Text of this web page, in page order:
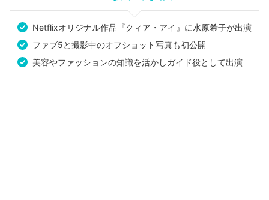
Netflixオリジナル作品『クィア・アイ』に水原希子が出演
ファブ5と撮影中のオフショット写真も初公開
美容やファッションの知識を活かしガイド役として出演